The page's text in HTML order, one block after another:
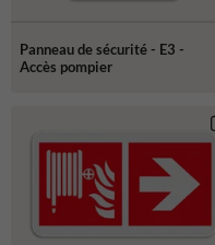
Panneau de sécurité - E3 -
Accès pompier